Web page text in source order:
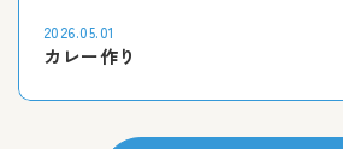
2026.05.01
カレー作り